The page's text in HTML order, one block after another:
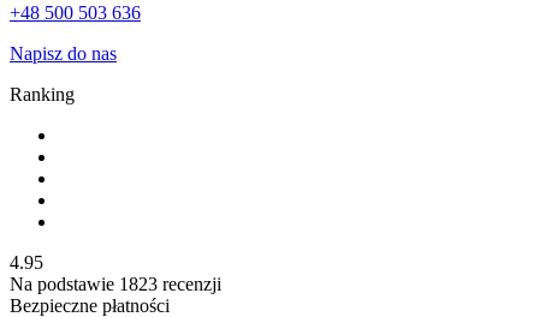
+48 500 503 636
Napisz do nas
Ranking
4.95
Na podstawie 1823 recenzji
Bezpieczne płatności